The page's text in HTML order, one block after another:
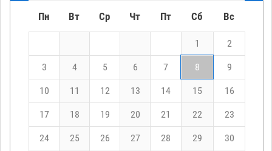
Пн Вт Ср Чт Пт Сб Вс
1 2
3 4 5 6 7 8 9
10 11 12 13 14 15 16
17 18 19 20 21 22 23
24 25 26 27 28 29 30